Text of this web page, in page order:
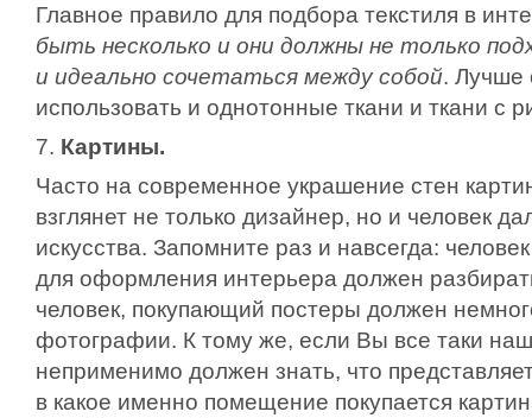
Главное правило для подбора текстиля в
быть несколько и они должны не только
и идеально сочетаться между собой. Лучше
использовать и однотонные ткани и ткани с
7. Картины.
Часто на современное украшение стен
взглянет не только дизайнер, но и человек
искусства. Запомните раз и навсегда:
для оформления интерьера должен
человек, покупающий постеры должен
фотографии. К тому же, если Вы все таки
неприменимо должен знать, что
в какое именно помещение покупается